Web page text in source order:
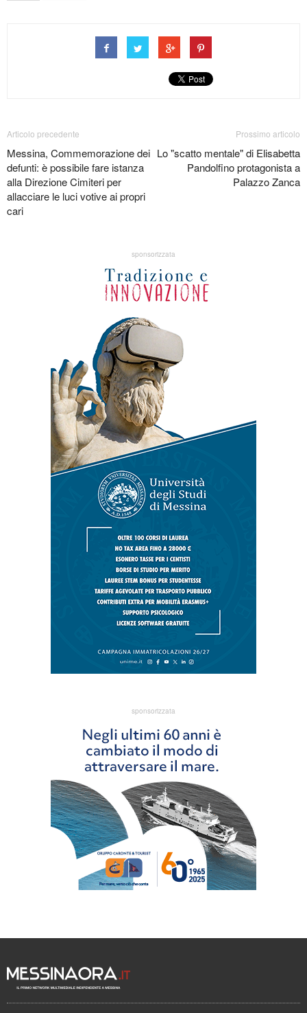
Articolo precedente
Messina, Commemorazione dei
defunti: è possibile fare istanza
alla Direzione Cimiteri per
allacciare le luci votive ai propri
cari
Prossimo articolo
Lo "scatto mentale" di Elisabetta
Pandolfino protagonista a
Palazzo Zanca
sponsorizzata
sponsorizzata